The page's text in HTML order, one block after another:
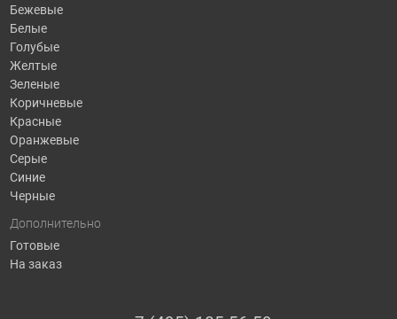
Бежевые
Белые
Голубые
Желтые
Зеленые
Коричневые
Красные
Оранжевые
Серые
Синие
Черные
Дополнительно
Готовые
На заказ